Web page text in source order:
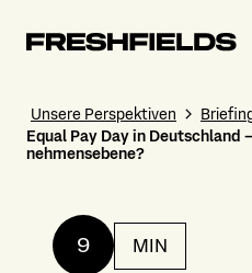
Unsere Perspektiven
Equal Pay Day in
nehmens­ebene?
9 MIN